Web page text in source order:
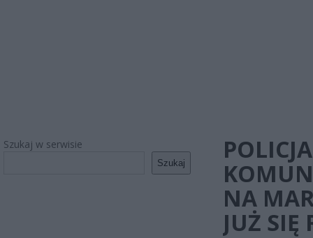
Szukaj w serwisie
Szukaj
NA
JUŻ SIĘ